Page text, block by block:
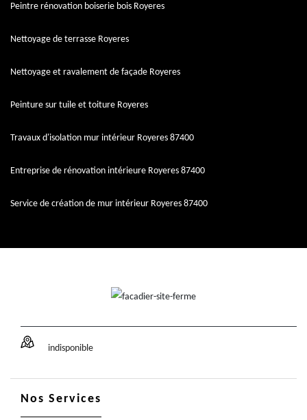
Peintre rénovation boiserie bois Royeres
Nettoyage de terrasse Royeres
Nettoyage et ravalement de façade Royeres
Peinture sur tuile et toiture Royeres
Travaux d'isolation mur intérieur Royeres 87400
Entreprise de rénovation intérieure Royeres 87400
Service de création de mur intérieur Royeres 87400
indisponible
Nos Services